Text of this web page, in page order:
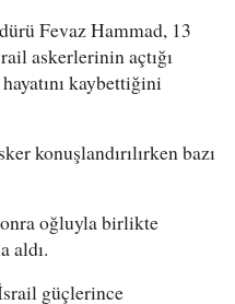
Fevaz Hammad, 13
askerlerinin açtığı
kaybettiğini
konuşlandırılırken bazı
oğluyla birlikte
aldı.
güçlerince